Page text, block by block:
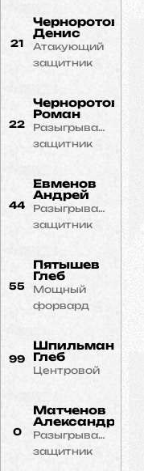
21
Черноротов
Денис
Атакующий
защитник
22
Черноротов
Роман
Разыгрывающий
защитник
44
Евменов
Андрей
Разыгрывающий
защитник
55
Пятышев
Глеб
Мощный
форвард
99
Шпильман
Глеб
Центровой
0
Матченов
Александр
Разыгрывающий
защитник